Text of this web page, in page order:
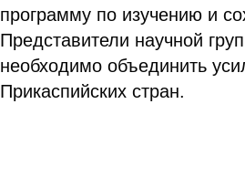
программу по изучению и
Представители научной
необходимо объединить
Прикаспийских стран.